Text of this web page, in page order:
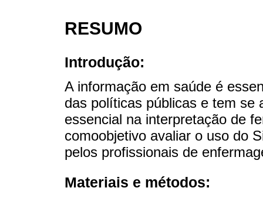
RESUMO
Introdução:
A informação em saúde é
das políticas públicas e tem se
essencial na interpretação de
comoobjetivo avaliar o uso do
pelos profissionais de
Materiais e métodos: